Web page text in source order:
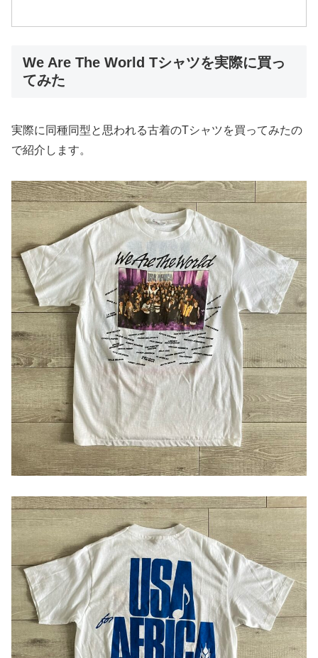
We Are The World Tシャツを実際に買っ
てみた
実際に同種同型と思われる古着のTシャツを買ってみたの
で紹介します。